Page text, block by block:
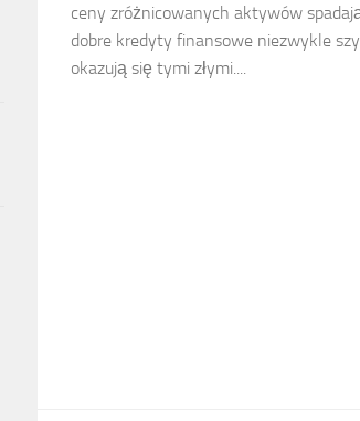
ceny zróżnicowanych aktywów
dobre kredyty finansowe niezwykle
okazują się tymi złymi....